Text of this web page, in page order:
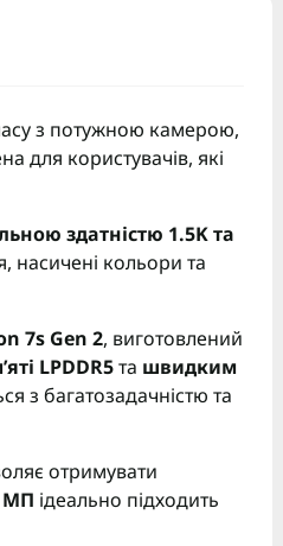
з потужною камерою,
для користувачів, які
здатністю 1.5K та
насичені кольори та
7s Gen 2, виготовлений
LPDDR5та швидким
з багатозадачністю та
отримувати
МП ідеально підходить